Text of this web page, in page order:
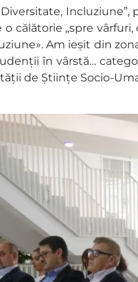
Diversitate,
călătorie „spre
Am ieșit din
în vârstă…
de Științe Socio-